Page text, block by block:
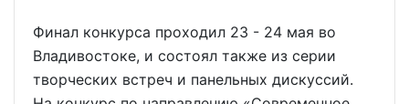
Финал конкурса проходил 23 - 24 мая во
Владивостоке, и состоял также из серии
творческих встреч и панельных дискуссий.